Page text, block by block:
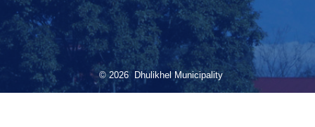
© 2026 Dhulikhel Municipality